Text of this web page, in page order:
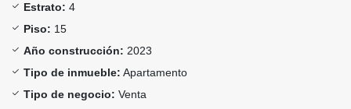
Estrato: 4
Piso: 15
Año construcción: 2023
Tipo de inmueble: Apartamento
Tipo de negocio: Venta